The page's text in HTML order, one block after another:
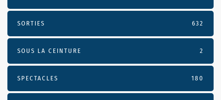
SORTIES 632
SOUS LA CEINTURE 2
SPECTACLES 180